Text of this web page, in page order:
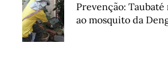
Prevenção:
ao mosquito da